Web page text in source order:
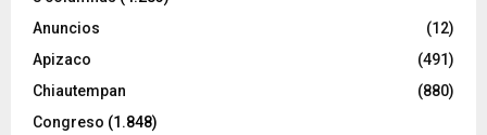
Anuncios
(12)
Apizaco
(491)
Chiautempan
(880)
Congreso (1.848)